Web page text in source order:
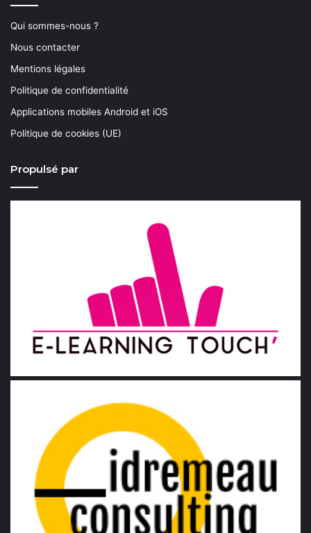
Qui sommes-nous ?
Nous contacter
Mentions légales
Politique de confidentialité
Applications mobiles Android et iOS
Politique de cookies (UE)
Propulsé par